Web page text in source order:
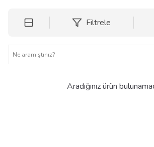
Filtrele
Aradığınız ürün